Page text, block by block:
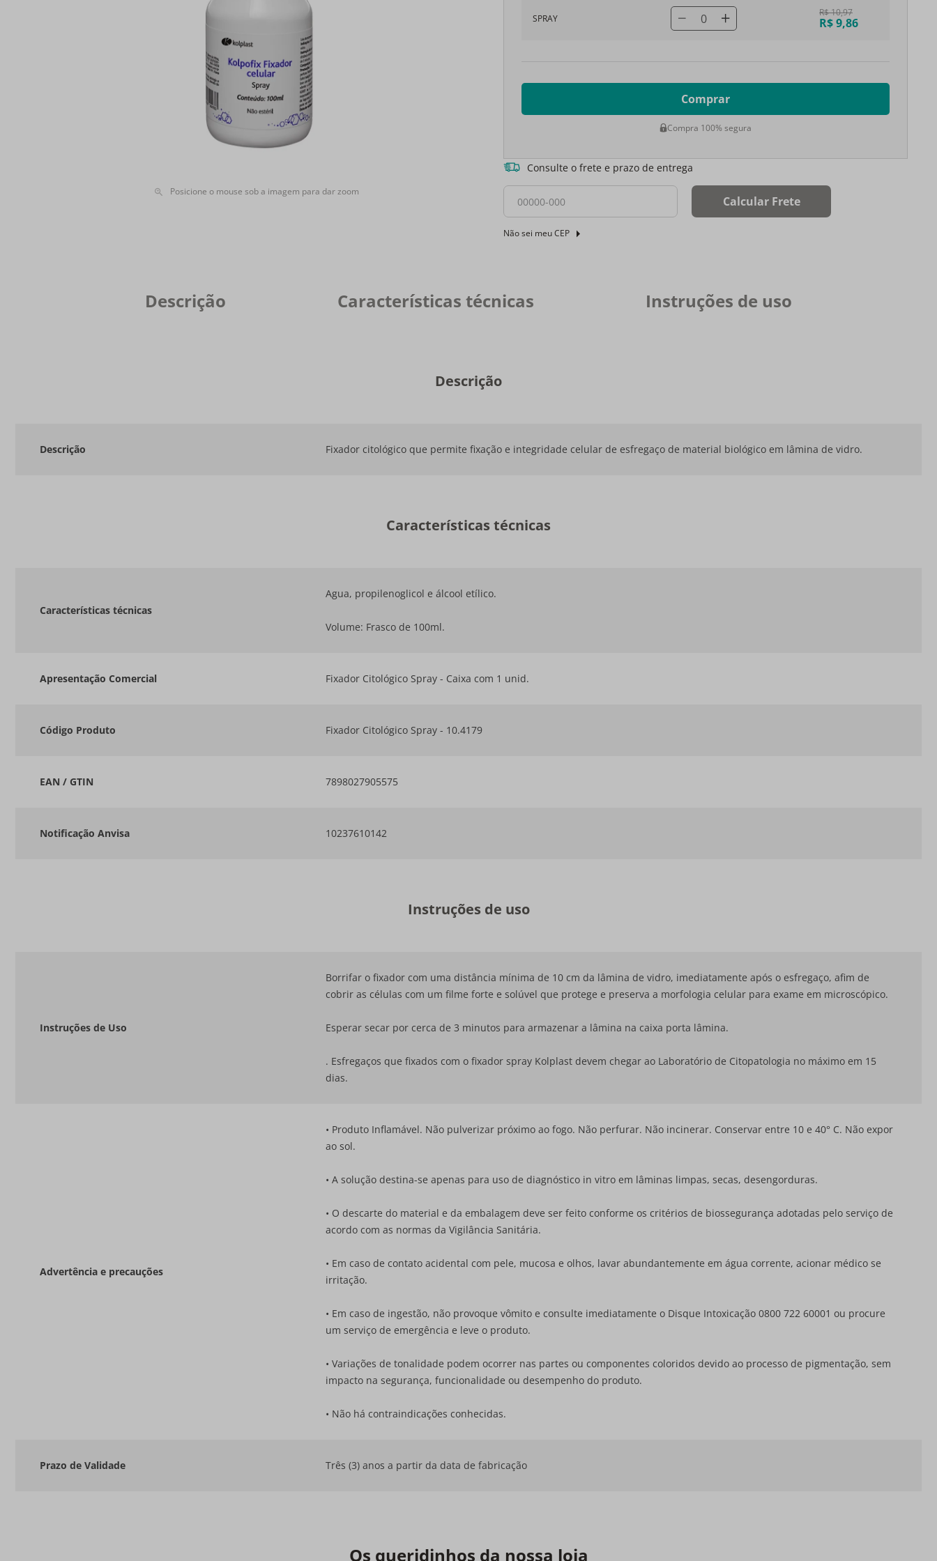
Posicione o mouse sob a imagem para dar zoom
SPRAY 0 R$ 10,97
R$ 9,86
Comprar
Compra 100% segura
Consulte o frete e prazo de entrega
Calcular Frete
Não sei meu CEP
Descrição Características técnicas Instruções de uso
Descrição
Descrição Fixador citológico que permite fixação e integridade celular de esfregaço de material biológico em lâmina de vidro.
Características técnicas
Características técnicas
Agua, propilenoglicol e álcool etílico.
Volume: Frasco de 100ml.
Apresentação Comercial Fixador Citológico Spray - Caixa com 1 unid.
Código Produto Fixador Citológico Spray - 10.4179
EAN / GTIN 7898027905575
Notificação Anvisa 10237610142
Instruções de uso
Instruções de Uso
Borrifar o fixador com uma distância mínima de 10 cm da lâmina de vidro, imediatamente após o esfregaço, afim de
cobrir as células com um filme forte e solúvel que protege e preserva a morfologia celular para exame em microscópico.
Esperar secar por cerca de 3 minutos para armazenar a lâmina na caixa porta lâmina.
. Esfregaços que fixados com o fixador spray Kolplast devem chegar ao Laboratório de Citopatologia no máximo em 15
dias.
Advertência e precauções
• Produto Inflamável. Não pulverizar próximo ao fogo. Não perfurar. Não incinerar. Conservar entre 10 e 40° C. Não expor
ao sol.
• A solução destina-se apenas para uso de diagnóstico in vitro em lâminas limpas, secas, desengorduras.
• O descarte do material e da embalagem deve ser feito conforme os critérios de biossegurança adotadas pelo serviço de
acordo com as normas da Vigilância Sanitária.
• Em caso de contato acidental com pele, mucosa e olhos, lavar abundantemente em água corrente, acionar médico se
irritação.
• Em caso de ingestão, não provoque vômito e consulte imediatamente o Disque Intoxicação 0800 722 60001 ou procure
um serviço de emergência e leve o produto.
• Variações de tonalidade podem ocorrer nas partes ou componentes coloridos devido ao processo de pigmentação, sem
impacto na segurança, funcionalidade ou desempenho do produto.
• Não há contraindicações conhecidas.
Prazo de Validade Três (3) anos a partir da data de fabricação
Os queridinhos da nossa loja